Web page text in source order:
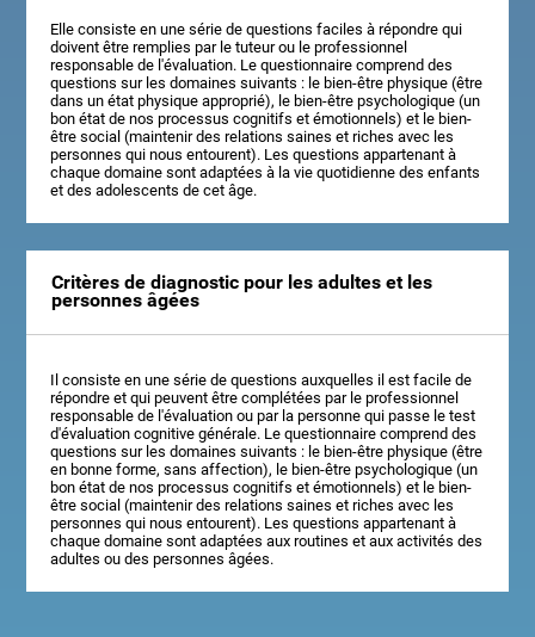
Elle consiste en une série de questions faciles à répondre qui
doivent être remplies par le tuteur ou le professionnel
responsable de l'évaluation. Le questionnaire comprend des
questions sur les domaines suivants : le bien-être physique (être
dans un état physique approprié), le bien-être psychologique (un
bon état de nos processus cognitifs et émotionnels) et le bien-
être social (maintenir des relations saines et riches avec les
personnes qui nous entourent). Les questions appartenant à
chaque domaine sont adaptées à la vie quotidienne des enfants
et des adolescents de cet âge.
Critères de diagnostic pour les adultes et les
personnes âgées
Il consiste en une série de questions auxquelles il est facile de
répondre et qui peuvent être complétées par le professionnel
responsable de l'évaluation ou par la personne qui passe le test
d'évaluation cognitive générale. Le questionnaire comprend des
questions sur les domaines suivants : le bien-être physique (être
en bonne forme, sans affection), le bien-être psychologique (un
bon état de nos processus cognitifs et émotionnels) et le bien-
être social (maintenir des relations saines et riches avec les
personnes qui nous entourent). Les questions appartenant à
chaque domaine sont adaptées aux routines et aux activités des
adultes ou des personnes âgées.